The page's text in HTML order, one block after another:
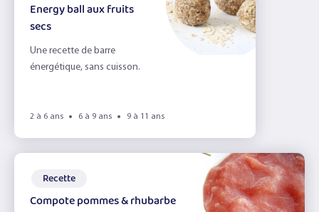
Energy ball aux fruits
secs
Une recette de barre
énergétique, sans cuisson.
2 à 6 ans 6 à 9 ans 9 à 11 ans
Recette
Compote pommes & rhubarbe